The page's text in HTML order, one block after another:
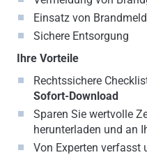
Einsatz von
Sichere Entsorgung
Ihre Vorteile
Rechtssichere
Sofort-Download
Sparen Sie wertvolle
herunterladen und an
Von Experten